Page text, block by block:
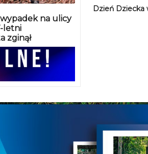
na ulicy
letni
zginął
Dzień